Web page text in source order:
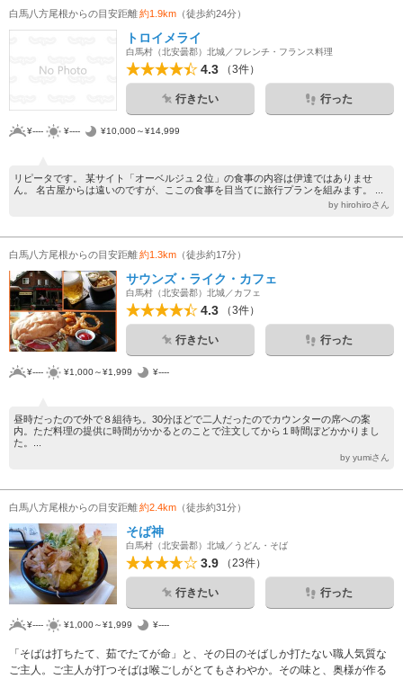
白馬八方尾根からの目安距離約1.9km （徒歩約24分）
トロイメライ
白馬村（北安曇郡）北城／フレンチ・フランス料理
4.3 （3件）
行きたい 行った
¥---- ¥---- ¥10,000～¥14,999
リピータです。 某サイト「オーベルジュ２位」の食事の内容は伊達ではありませ
ん。 名古屋からは遠いのですが、ここの食事を目当てに旅行プランを組みます。 ...
by hirohiroさん
白馬八方尾根からの目安距離約1.3km （徒歩約17分）
サウンズ・ライク・カフェ
白馬村（北安曇郡）北城／カフェ
4.3 （3件）
行きたい 行った
¥---- ¥1,000～¥1,999 ¥----
昼時だったので外で８組待ち。30分ほどで二人だったのでカウンターの席への案
内。ただ料理の提供に時間がかかるとのことで注文してから１時間ぼどかかりまし
た。...
by yumiさん
白馬八方尾根からの目安距離約2.4km （徒歩約31分）
そば神
白馬村（北安曇郡）北城／うどん・そば
3.9 （23件）
行きたい 行った
¥---- ¥1,000～¥1,999 ¥----
「そばは打ちたて、茹でたてが命」と、その日のそばしか打たない職人気質な
ご主人。ご主人が打つそばは喉ごしがとてもさわやか。その味と、奥様が作る